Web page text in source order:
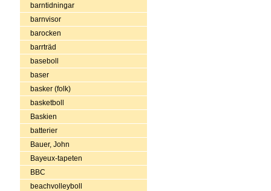
barntidningar
barnvisor
barocken
barrträd
baseboll
baser
basker (folk)
basketboll
Baskien
batterier
Bauer, John
Bayeux-tapeten
BBC
beachvolleyboll